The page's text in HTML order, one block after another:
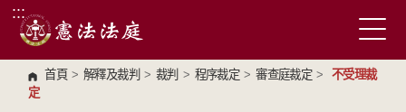
跳到主要內容區塊
:::
首頁 > 解釋及裁判 > 裁判 > 程序裁定 > 審查庭裁定 >
不受理裁
定